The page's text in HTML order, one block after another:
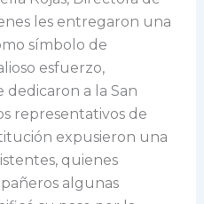
les entregaron una
símbolo de
esfuerzo,
dedicaron a la San
representativos de
expusieron una
quienes
algunas